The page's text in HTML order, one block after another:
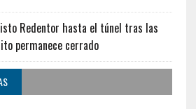
Redentor hasta el túnel tras las
permanece cerrado